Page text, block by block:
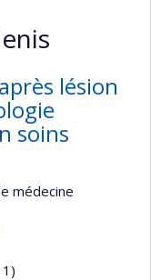
lésion
soins
médecine